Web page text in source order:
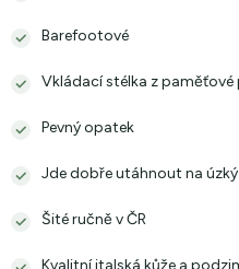
Barefootové
Vkládací stélka z
Pevný opatek
Jde dobře utáhnout na
Šité ručně v ČR
Kvalitní italská kůže a